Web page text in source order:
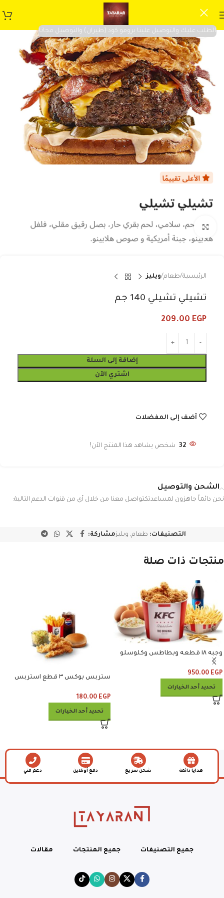
الطلب عليك والتوصيل علينا برومو كود (طيران) والتوصيل مجانا
Click to enlarge
الرئيسية طعام ويليز
تشيلي تشيلي 140 جم
209.00 EGP
إضافة إلى السلة
اشتري الآن
أضف إلى المفضلات
32 شخص يشاهد هذا المنتج الآن!
الشحن والتوصيل
نحن دائماً جاهزون لمساعدتكتواصل معنا من خلال أي من قنوات الدعم التالية:
التصنيفات: طعام, ويليزمشاركة:
منتجات ذات صلة
وجبه ١٨ قطعه وبطاطس وكلوسلو
وبيبسي
950.00 EGP
تحديد أحد الخيارات
ستربس بوكس ٣ قطع استربس
180.00 EGP
تحديد أحد الخيارات
هدايا دائمة شحن سريع دفع أونلاين دعم فني
جميع التصنيفات جميع المنتجات مقالات